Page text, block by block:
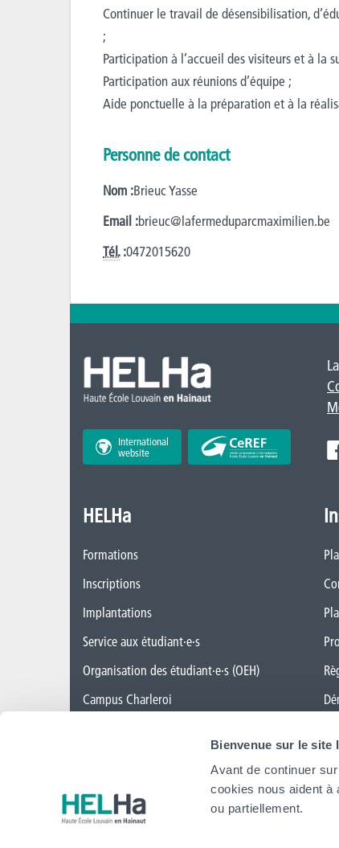
Bienvenue sur le site
Avant de continuer
cookies nous aident à
ou partiellement.
Continuer le travail de désensibilisation,
;
Participation à l’accueil des visiteurs et à la
Participation aux réunions d’équipe ;
Aide ponctuelle à la préparation et à la
Personne de contact
Nom :Brieuc Yasse
Email :brieuc@lafermeduparcmaximilien.be
Tél.:0472015620
International
website
HELHa
Formations
Inscriptions
Implantations
Service aux étudiant·e·s
Organisation des étudiant·e·s (OEH)
Campus Charleroi